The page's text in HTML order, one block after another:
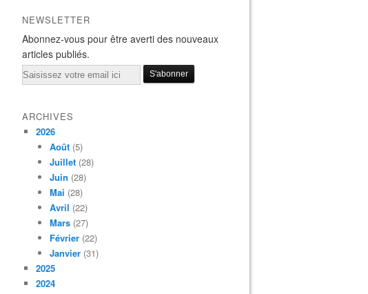
NEWSLETTER
Abonnez-vous pour être averti des nouveaux
articles publiés.
Email
ARCHIVES
2026
Août (5)
Juillet (28)
Juin (28)
Mai (28)
Avril (22)
Mars (27)
Février (22)
Janvier (31)
2025
2024